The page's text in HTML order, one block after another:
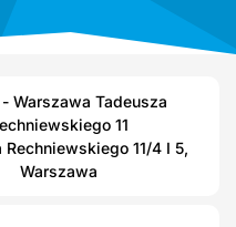
Warszawa Tadeusza
11
Rechniewskiego 11/4 I 5,
Warszawa